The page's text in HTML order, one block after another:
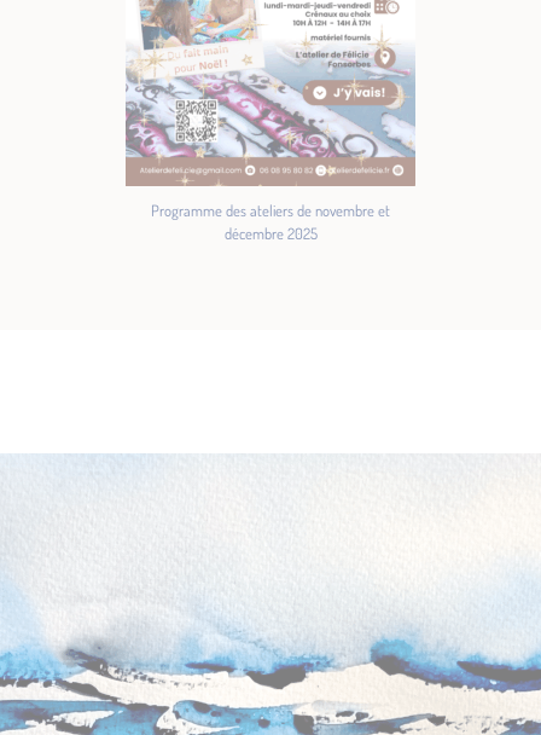
Programme des ateliers de novembre et
décembre 2025